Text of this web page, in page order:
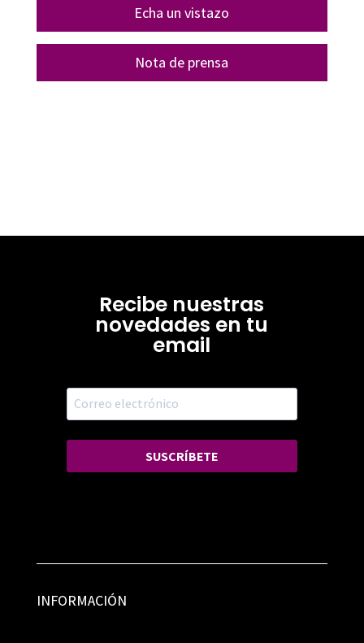
Echa un vistazo
Nota de prensa
Recibe nuestras
novedades en tu
email
SUSCRÍBETE
INFORMACIÓN